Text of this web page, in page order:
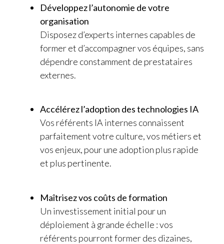
Développez l’autonomie de votre
organisation
Disposez d’experts internes capables de
former et d’accompagner vos équipes, sans
dépendre constamment de prestataires
externes.
Accélérez l’adoption des technologies IA
Vos référents IA internes connaissent
parfaitement votre culture, vos métiers et
vos enjeux, pour une adoption plus rapide
et plus pertinente.
Maîtrisez vos coûts de formation
Un investissement initial pour un
déploiement à grande échelle : vos
référents pourront former des dizaines,